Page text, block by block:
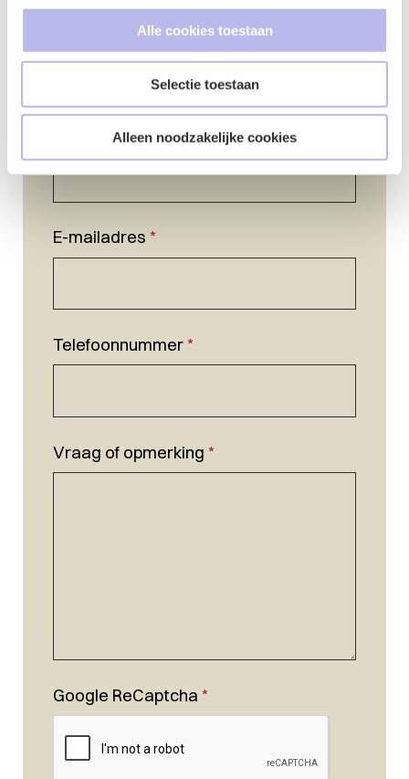
Alle cookies toestaan
Selectie toestaan
Alleen noodzakelijke cookies
E-mailadres *
Telefoonnummer*
Vraag of opmerking *
Google ReCaptcha *